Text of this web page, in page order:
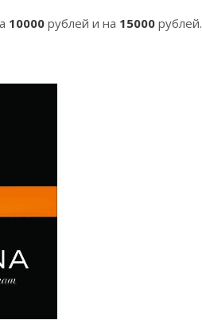
10000 рублей и на 15000 рублей.